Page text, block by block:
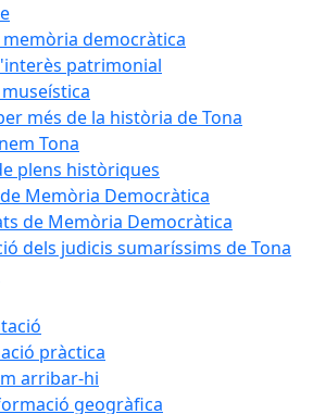
democràtica
patrimonial
més de la història de Tona
Tona
plens històriques
Memòria Democràtica
de Memòria Democràtica
dels judicis sumaríssims de Tona
pràctica
arribar-hi
geogràfica